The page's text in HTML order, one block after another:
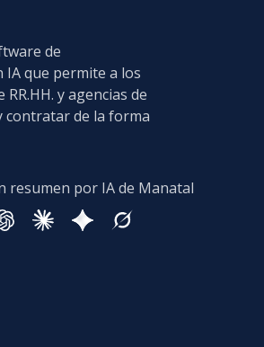
de
que permite a los
y agencias de
contratar de la forma
resumen por IA de Manatal